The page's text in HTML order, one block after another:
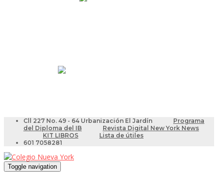
Cll 227 No. 49 - 64 Urbanización El Jardín
Programa
del Diploma del IB
Revista Digital New York News
KIT LIBROS
Lista de útiles
601 7058281
Toggle navigation